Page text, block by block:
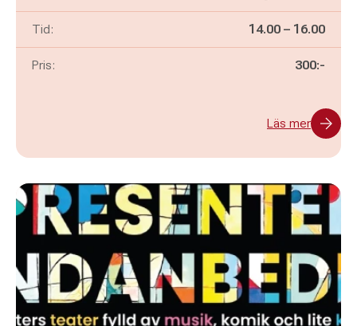
Tid: Pågår mellan
14.00 – och
16.00
Pris: 300:-
Läs mer